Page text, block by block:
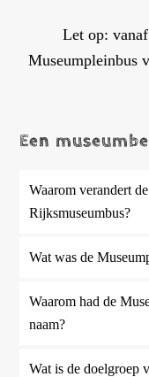
Let op:
Museumpleinbus
Een
Waarom verandert
Rijksmuseumbus?
Wat was de
Waarom had de
naam?
Wat is de doelgroep